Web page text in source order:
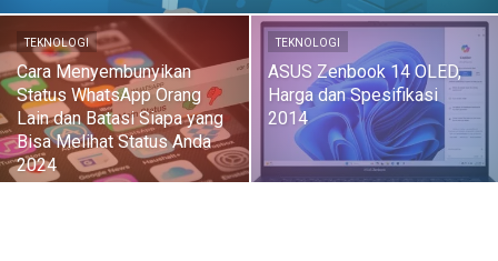
TEKNOLOGI
Cara Menyembunyikan
Status WhatsApp Orang
Lain dan Batasi Siapa yang
Bisa Melihat Status Anda
2024
TEKNOLOGI
ASUS Zenbook 14 OLED,
Harga dan Spesifikasi
2014